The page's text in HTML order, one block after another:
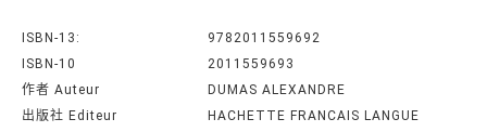
ISBN-13:
9782011559692
ISBN-10
2011559693
作者 Auteur
DUMAS ALEXANDRE
出版社 Editeur
HACHETTE FRANCAIS LANGUE